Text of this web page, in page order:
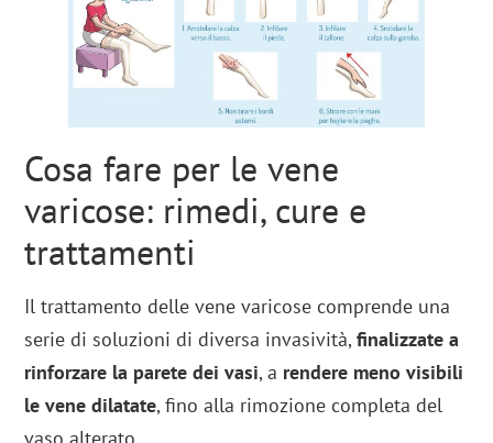
Cosa fare per le vene
varicose: rimedi, cure e
trattamenti
Il trattamento delle vene varicose comprende una
serie di soluzioni di diversa invasività,finalizzate a
rinforzare la parete dei vasi, a rendere meno visibili
le vene dilatate, fino alla rimozione completa del
vaso alterato.